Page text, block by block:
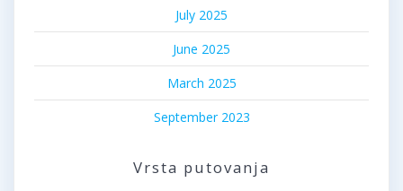
July 2025
June 2025
March 2025
September 2023
Vrsta putovanja